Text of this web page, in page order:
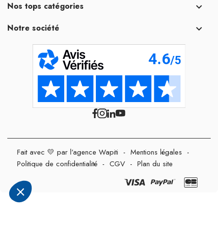
Nos tops catégories 
Notre société 
Fait avec 💛 par l’agence Wapiti - Mentions légales -
Politique de confidentialité - CGV - Plan du site